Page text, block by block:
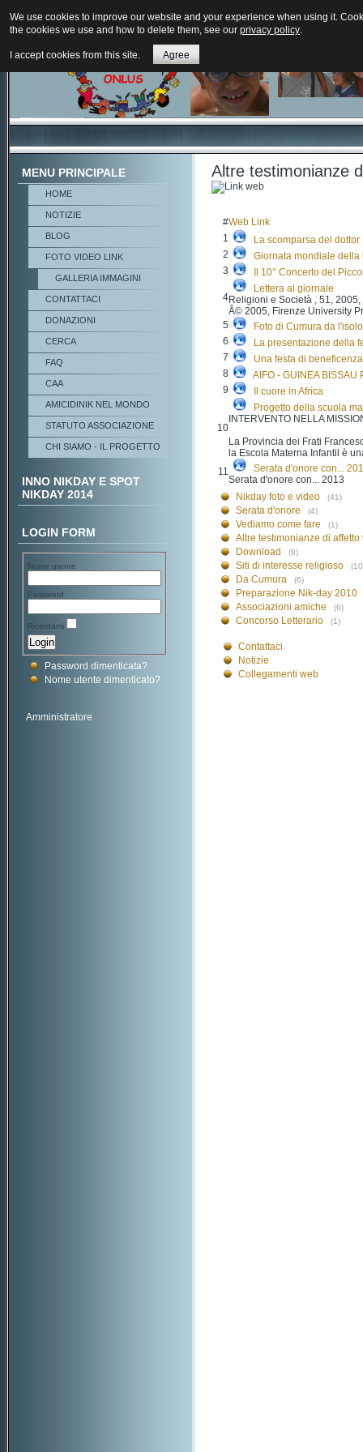
MENU PRINCIPALE
HOME
NOTIZIE
BLOG
FOTO VIDEO LINK
GALLERIA IMMAGINI
CONTATTACI
DONAZIONI
CERCA
FAQ
CAA
AMICIDINIK NEL MONDO
STATUTO ASSOCIAZIONE
CHI SIAMO - IL PROGETTO
INNO NIKDAY E SPOT
NIKDAY 2014
LOGIN FORM
Nome utente
Password
Ricordami
Password dimenticata?
Nome utente dimenticato?
Amministratore
Altre testimonianze
#Web Link
1
La scomparsa del
2
Giornata mondiale della
3
Il 10° Concerto del
4
Lettera al giornale
Religioni e Società , 51,
Â© 2005, Firenze University
5
Foto di Cumura da
6
La presentazione della
7
Una festa di
8
AIFO - GUINEA
9
Il cuore in Africa
10
Progetto della scuola
INTERVENTO NELLA
La Provincia dei Frati
la Escola Materna Infantil è
11
Serata d'onore con...
Serata d'onore con... 2013
Nikday foto e video
(41)
Serata d'onore (4)
Vediamo come fare (1)
Altre testimonianze di
Download
(8)
Siti di interesse religioso
Da Cumura (6)
Preparazione Nik-day 2010
Associazioni amiche
(6)
Concorso Letterario (1)
Contattaci
Notizie
Collegamenti web
We use cookies to improve our website and your experience when using it.
the cookies we use and how to delete them, see our privacy policy.
I accept cookies from this site. Agree